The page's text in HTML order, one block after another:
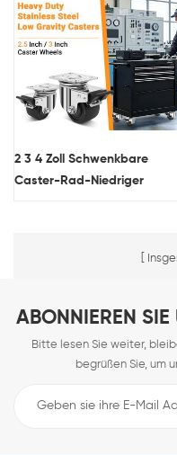
2 3 4 Zoll Schwenkbare
Caster-Rad-Niedriger
ABONNIEREN SIE
Bitte lesen Sie weiter,
begrüßen Sie, um